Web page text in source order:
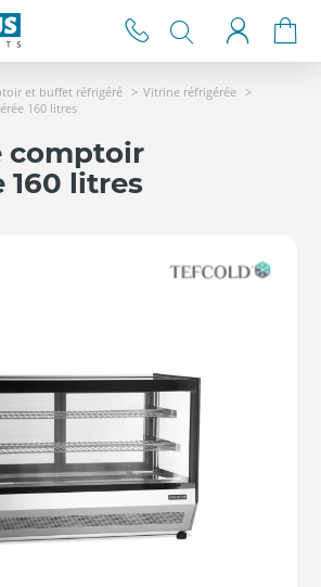
et buffet réfrigéré
Vitrine réfrigérée
160 litres
comptoir
160 litres